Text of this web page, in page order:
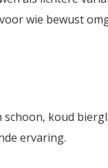
wie bewust
koud
ervaring.